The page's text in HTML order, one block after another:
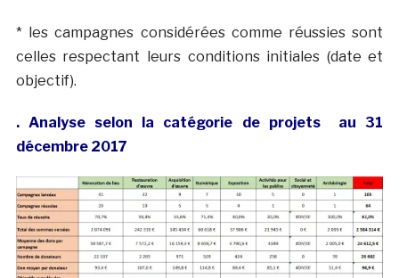
* les campagnes considérées comme réussies sont
celles respectant leurs conditions initiales (date et
objectif).
. Analyse selon la catégorie de projets au 31
décembre 2017